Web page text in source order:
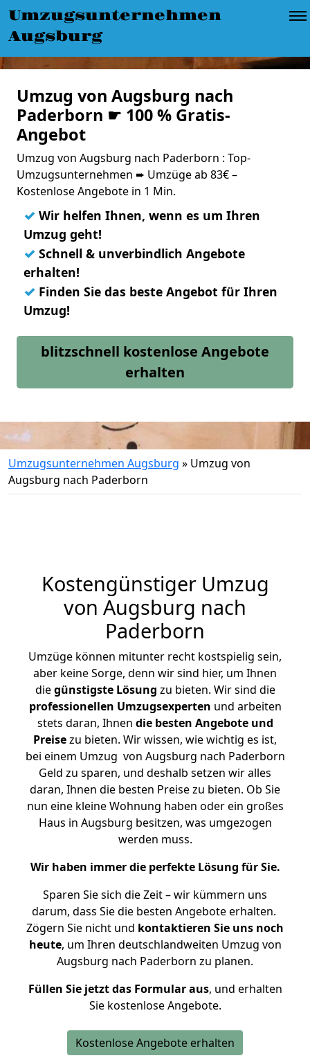
Umzugsunternehmen
Augsburg
Umzug von Augsburg nach
Paderborn ☛ 100 % Gratis-
Angebot
Umzug von Augsburg nach Paderborn : Top-
Umzugsunternehmen ➨ Umzüge ab 83€ –
Kostenlose Angebote in 1 Min.
✓ Wir helfen Ihnen, wenn es um Ihren
Umzug geht!
✓ Schnell & unverbindlich Angebote
erhalten!
✓ Finden Sie das beste Angebot für Ihren
Umzug!
blitzschnell kostenlose Angebote
erhalten
Umzugsunternehmen Augsburg » Umzug von
Augsburg nach Paderborn
Kostengünstiger Umzug
von Augsburg nach
Paderborn
Umzüge können mitunter recht kostspielig sein,
aber keine Sorge, denn wir sind hier, um Ihnen
diegünstigste Lösung zu bieten. Wir sind die
professionellen Umzugsexperten und arbeiten
stets daran, Ihnen die besten Angebote und
Preisezu bieten. Wir wissen, wie wichtig es ist,
bei einem Umzug von Augsburg nach Paderborn
Geld zu sparen, und deshalb setzen wir alles
daran, Ihnen die besten Preise zu bieten. Ob Sie
nun eine kleine Wohnung haben oder ein großes
Haus in Augsburg besitzen, was umgezogen
werden muss.
Wir haben immer die perfekte Lösung für Sie.
Sparen Sie sich die Zeit – wir kümmern uns
darum, dass Sie die besten Angebote erhalten.
Zögern Sie nicht und kontaktieren Sie uns noch
heute, um Ihren deutschlandweiten Umzug von
Augsburg nach Paderborn zu planen.
Füllen Sie jetzt das Formular aus, und erhalten
Sie kostenlose Angebote.
Kostenlose Angebote erhalten